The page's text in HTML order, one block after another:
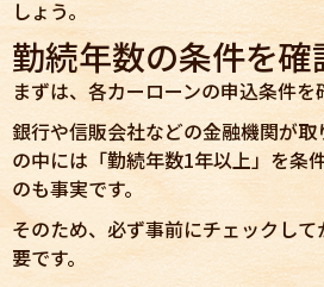
しょう。
勤続年数の条件を確
まずは、各カーローンの申込条件を
銀行や信販会社などの金融機関が
の中には「勤続年数1年以上」を条
のも事実です。
そのため、必ず事前にチェックし
要です。